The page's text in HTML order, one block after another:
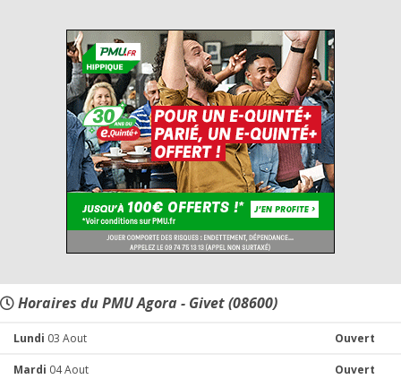
Horaires du PMU Agora - Givet (08600)
Lundi 03 Aout Ouvert
Mardi 04 Aout Ouvert